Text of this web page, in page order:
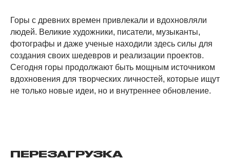
Горы с древних времен привлекали и вдохновляли
людей. Великие художники, писатели, музыканты,
фотографы и даже ученые находили здесь силы для
создания своих шедевров и реализации проектов.
Сегодня горы продолжают быть мощным источником
вдохновения для творческих личностей, которые ищут
не только новые идеи, но и внутреннее обновление.
ПЕРЕЗАГРУЗКА